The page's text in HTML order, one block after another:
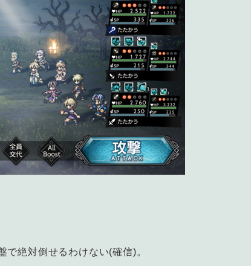
絶対倒せるわけない(確信)。